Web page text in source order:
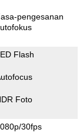
pengesanan
Flash
Foto
30fps